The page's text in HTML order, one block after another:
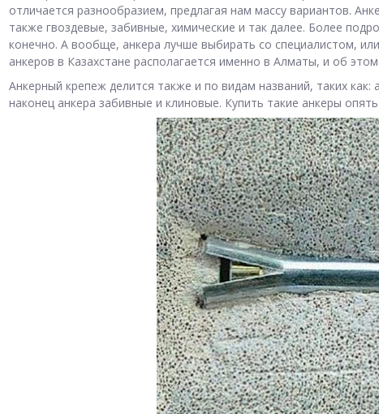
отличается разнообразием, предлагая нам массу вариантов.
также гвоздевые, забивные, химические и так далее. Более
конечно. А вообще, анкера лучше выбирать со специалистом,
анкеров в Казахстане располагается именно в Алматы, и об
Анкерный крепеж делится также и по видам названий, таких
наконец анкера забивные и клиновые. Купить такие анкеры